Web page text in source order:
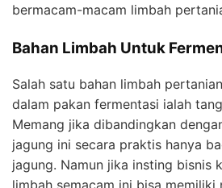
bermacam-macam limbah
Bahan Limbah Untuk
Salah satu bahan limbah
dalam pakan fermentasi ialah
Memang jika dibandingkan
jagung ini secara praktis hanya
jagung. Namun jika insting bisnis